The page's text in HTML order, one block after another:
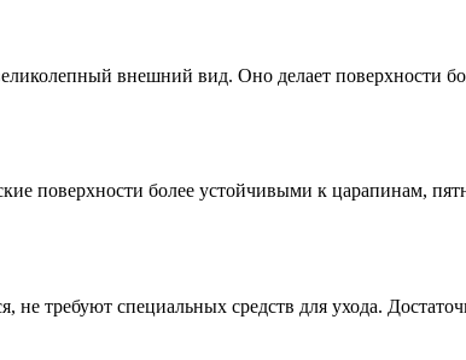
внешний вид. Оно делает поверхности
поверхности более устойчивыми к царапинам,
требуют специальных средств для ухода.